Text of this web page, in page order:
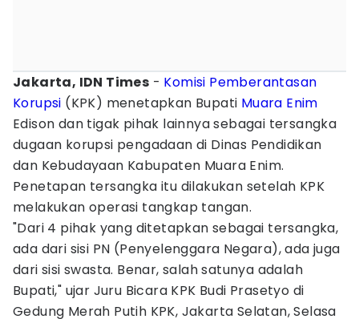
Jakarta, IDN Times - Komisi Pemberantasan
Korupsi (KPK) menetapkan Bupati Muara Enim
Edison dan tigak pihak lainnya sebagai tersangka
dugaan korupsi pengadaan di Dinas Pendidikan
dan Kebudayaan Kabupaten Muara Enim.
Penetapan tersangka itu dilakukan setelah KPK
melakukan operasi tangkap tangan.
"Dari 4 pihak yang ditetapkan sebagai tersangka,
ada dari sisi PN (Penyelenggara Negara), ada juga
dari sisi swasta. Benar, salah satunya adalah
Bupati," ujar Juru Bicara KPK Budi Prasetyo di
Gedung Merah Putih KPK, Jakarta Selatan, Selasa